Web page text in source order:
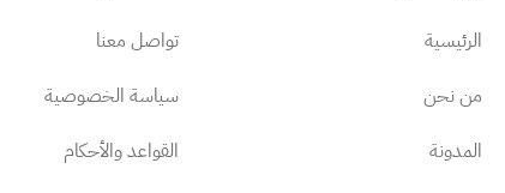
الرئيسية
من نحن
المدونة
تواصل معنا
سياسة الخصوصية
القواعد والأحكام